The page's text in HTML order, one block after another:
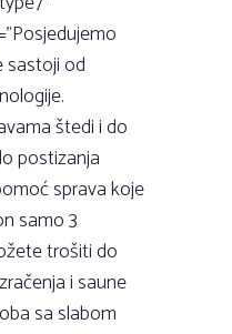
sastoji od
štedi i do
postizanja
sprava koje
samo 3
trošiti do
i saune
sa slabom